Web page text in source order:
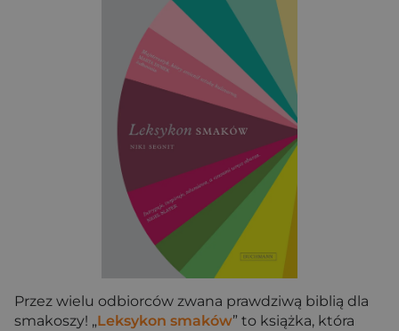
Przez wielu odbiorców zwana prawdziwą biblią dla
smakoszy! „Leksykon smaków” to książka, która